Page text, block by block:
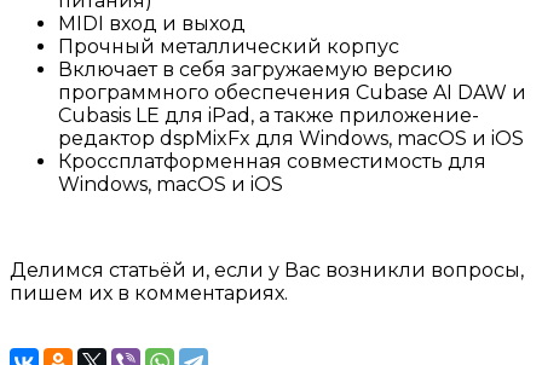
MIDI вход и выход
Прочный металлический корпус
Включает в себя загружаемую версию
программного обеспечения Cubase AI DAW и
Cubasis LE для iPad, а также приложение-
редактор dspMixFx для Windows, macOS и iOS
Кроссплатформенная совместимость для
Windows, macOS и iOS
Делимся статьёй и, если у Вас возникли вопросы,
пишем их в комментариях.